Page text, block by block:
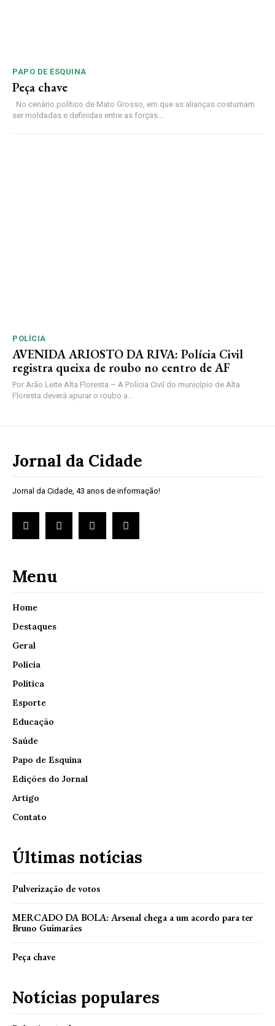
PAPO DE ESQUINA
Peça chave
No cenário político de Mato Grosso, em que as alianças costumam
ser moldadas e definidas entre as forças...
POLÍCIA
AVENIDA ARIOSTO DA RIVA: Polícia Civil
registra queixa de roubo no centro de AF
Por Arão Leite Alta Floresta – A Polícia Civil do município de Alta
Floresta deverá apurar o roubo a...
Jornal da Cidade
Jornal da Cidade, 43 anos de informação!
Menu
Home
Destaques
Geral
Polícia
Política
Esporte
Educação
Saúde
Papo de Esquina
Edições do Jornal
Artigo
Contato
Últimas notícias
Pulverização de votos
MERCADO DA BOLA: Arsenal chega a um acordo para ter
Bruno Guimarães
Peça chave
Notícias populares